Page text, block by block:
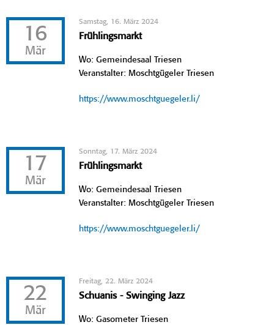
16
Mär
Samstag, 16. März 2024
Frühlingsmarkt
Wo: Gemeindesaal Triesen
Veranstalter: Moschtgügeler Triesen
https://www.moschtguegeler.li/
17
Mär
Sonntag, 17. März 2024
Frühlingsmarkt
Wo: Gemeindesaal Triesen
Veranstalter: Moschtgügeler Triesen
https://www.moschtguegeler.li/
22
Mär
Freitag, 22. März 2024
Schuanis - Swinging Jazz
Wo: Gasometer Triesen